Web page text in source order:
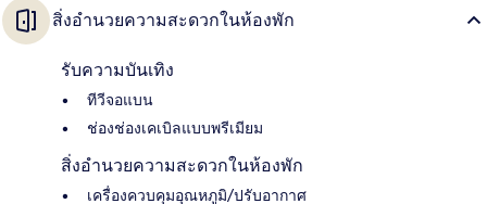
สิ่งอำนวยความสะดวกในห้องพัก
รับความบันเทิง
ทีวีจอแบน
ช่องช่องเคเบิลแบบพรีเมียม
สิ่งอำนวยความสะดวกในห้องพัก
เครื่องควบคุมอุณหภูมิ/ปรับอากาศ